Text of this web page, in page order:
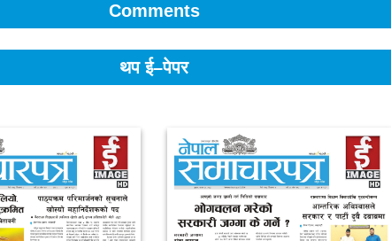
Comments
थप ई–पेपर